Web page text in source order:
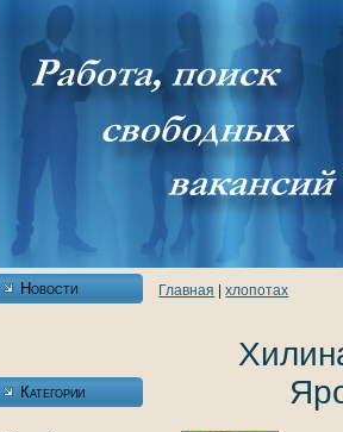
Новости
Категории
Главнaя |хлопотах